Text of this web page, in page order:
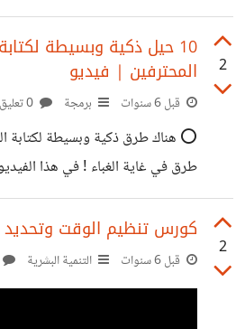
2
10 حيل ذكية وبسيطة
المحترفين | فيديو
قبل 6 سنوات برمجة
⭕️ هناك طرق ذكية وبسيطة لكتابة
طرق في غاية الغباء ! في هذا
مثل المحترفين في لغة بايثون .
youtu.be/07skdsk7ZRE
2
كورس تنظيم الوقت
قبل 6 سنوات التنمية البشرية